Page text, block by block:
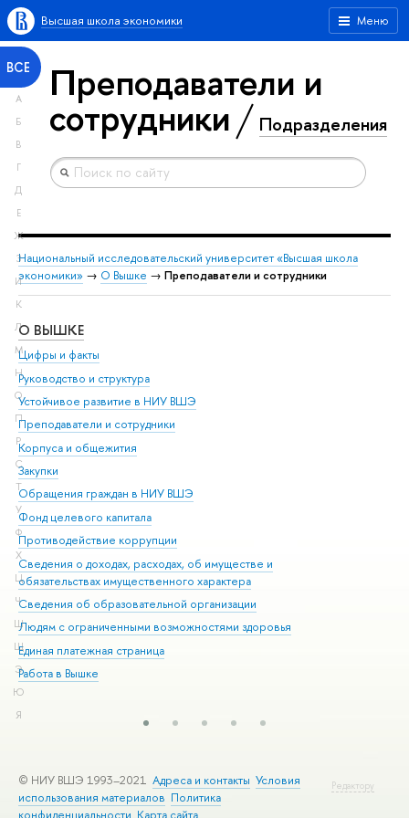
Меню
Высшая школа экономики
ВСЕ
А
Б
В
Г
Д
Е
Ж
З
И
К
Л
М
Н
О
П
Р
С
Т
У
Ф
Х
Ц
Ч
Ш
Щ
Э
Ю
Я
Преподаватели и
сотрудники Подразделения
Национальный исследовательский университет «Высшая школа
экономики» → О Вышке → Преподаватели и сотрудники
О ВЫШКЕ
Цифры и факты
Руководство и структура
Устойчивое развитие в НИУ ВШЭ
Преподаватели и сотрудники
Корпуса и общежития
Закупки
Обращения граждан в НИУ ВШЭ
Фонд целевого капитала
Противодействие коррупции
Сведения о доходах, расходах, об имуществе и
обязательствах имущественного характера
Сведения об образовательной организации
Людям с ограниченными возможностями здоровья
Единая платежная страница
Работа в Вышке
Редактору
© НИУ ВШЭ 1993–2021 Адреса и контакты Условия
использования материалов Политика
конфиденциальности Карта сайта